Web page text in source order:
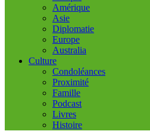
Amérique
Asie
Diplomatie
Europe
Australia
Culture
Condoléances
Proximité
Famille
Podcast
Livres
Histoire